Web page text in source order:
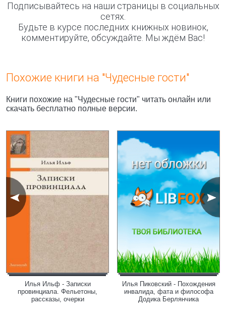
Подписывайтесь на наши страницы в социальных
сетях.
Будьте в курсе последних книжных новинок,
комментируйте, обсуждайте. Мы ждём Вас!
Похожие книги на "Чудесные гости"
Книги похожие на "Чудесные гости" читать онлайн или
скачать бесплатно полные версии.
Илья Ильф - Записки
провинциала. Фельетоны,
рассказы, очерки
Илья Пиковский - Похождения
инвалида, фата и философа
Додика Берлянчика